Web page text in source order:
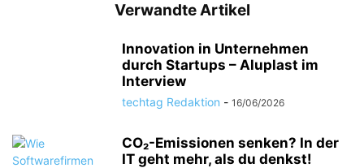
Verwandte Artikel
Innovation in Unternehmen
durch Startups – Aluplast im
Interview
techtag Redaktion - 16/06/2026
CO₂-Emissionen senken? In der
IT geht mehr, als du denkst!